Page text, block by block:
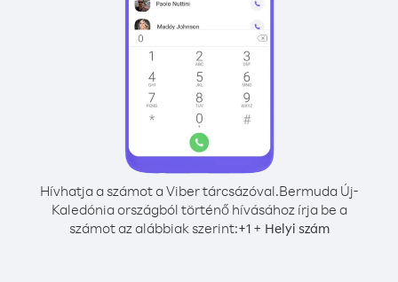
Hívhatja a számot a Viber tárcsázóval.Bermuda Új-
Kaledónia országból történő hívásához írja be a
számot az alábbiak szerint:+1+ Helyi szám